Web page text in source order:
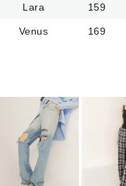
Lara 159
Venus 169